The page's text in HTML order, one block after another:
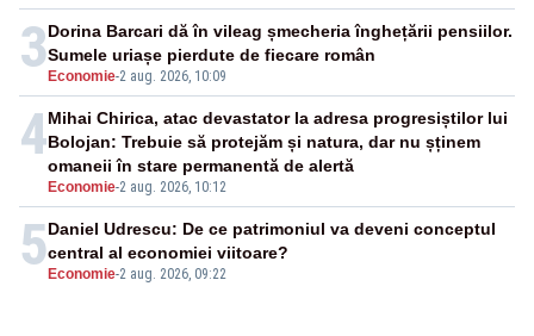
3 Economie-2 aug. 2026, 10:09
Dorina Barcari dă în vileag șmecheria înghețării pensiilor.
Sumele uriașe pierdute de fiecare român
4
Economie-2 aug. 2026, 10:12
Mihai Chirica, atac devastator la adresa progresiștilor lui
Bolojan: Trebuie să protejăm și natura, dar nu șținem
omaneii în stare permanentă de alertă
5 Economie-2 aug. 2026, 09:22
Daniel Udrescu: De ce patrimoniul va deveni conceptul
central al economiei viitoare?